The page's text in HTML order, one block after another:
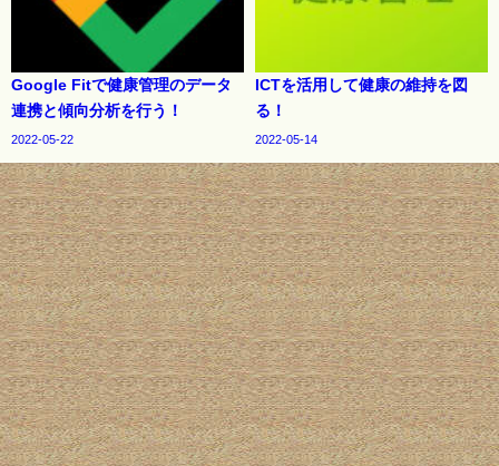
Google Fitで健康管理のデータ
連携と傾向分析を行う！
2022-05-22
ICTを活用して健康の維持を図
る！
2022-05-14